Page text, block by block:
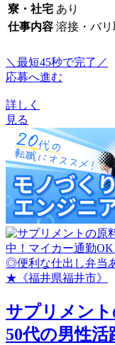
寮・社宅 あり
仕事内容 溶接・バ
＼最短45秒で完了／
応募へ進む
詳しく
見る
サプリメント
50代の男性